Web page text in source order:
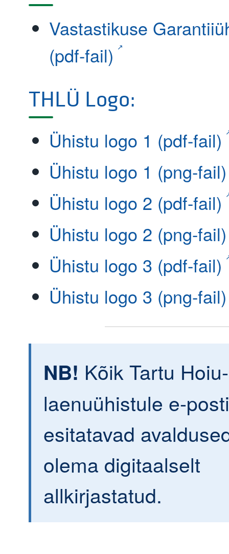
Vastastikuse
(pdf-fail)
THLÜ Logo:
Ühistu logo 1 (pdf-fail)
Ühistu logo 1 (png-fail)
Ühistu logo 2 (pdf-fail)
Ühistu logo 2 (png-fail)
Ühistu logo 3 (pdf-fail)
Ühistu logo 3 (png-fail)
NB! Kõik Tartu Hoiu-
laenuühistule e-
esitatavad
olema digitaalselt
allkirjastatud.